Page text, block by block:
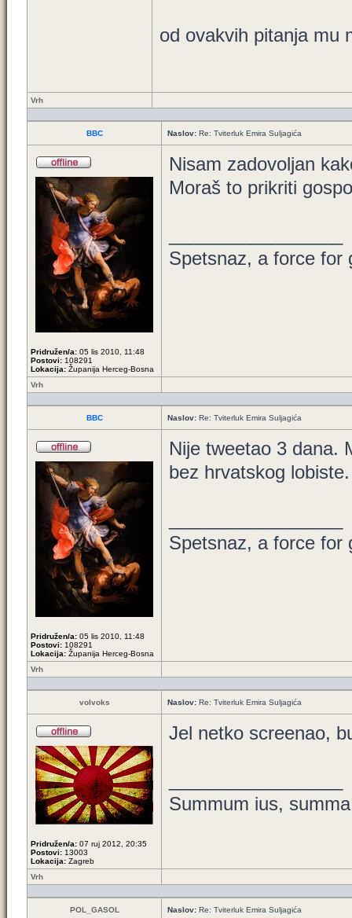
od ovakvih pitanja mu
Vrh
BBC Naslov: Re: Tviterluk Emira Suljagića
Pridružen/a: 05 lis 2010, 11:48
Postovi: 108291
Lokacija: Županija Herceg-Bosna
Nisam zadovoljan
Moraš to prikriti
Spetsnaz, a force for
Vrh
BBC Naslov: Re: Tviterluk Emira Suljagića
Pridružen/a: 05 lis 2010, 11:48
Postovi: 108291
Lokacija: Županija Herceg-Bosna
Nije tweetao 3 dana.
bez hrvatskog lobiste.
Spetsnaz, a force for
Vrh
volvoks Naslov: Re: Tviterluk Emira Suljagića
Pridružen/a: 07 ruj 2012, 20:35
Postovi: 13003
Lokacija: Zagreb
Jel netko screenao,
Summum ius,
Vrh
POL_GASOL Naslov: Re: Tviterluk Emira Suljagića